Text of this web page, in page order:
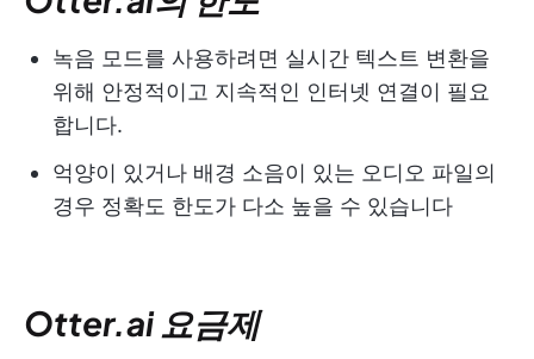
녹음 모드를 사용하려면 실시간 텍스트 변환을
위해 안정적이고 지속적인 인터넷 연결이 필요
합니다.
억양이 있거나 배경 소음이 있는 오디오 파일의
경우 정확도 한도가 다소 높을 수 있습니다
Otter.ai 요금제